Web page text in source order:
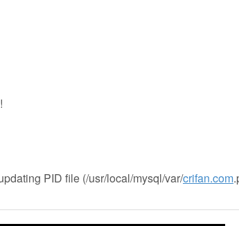
PID file (/usr/local/mysql/var/crifan.com